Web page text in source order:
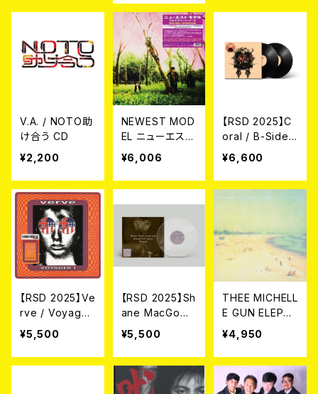
V.A. / NOTO助
け合う CD
¥2,200
NEWEST MOD
EL ニューエス
ト・モデル / CR
OSSBREED PA
RK 2LP
¥6,006
【RSD 2025】C
oral / B-Sides
¥6,600
【RSD 2025】Ve
rve / Voyager
1 LP
¥5,500
【RSD 2025】Sh
ane MacGowa
n & Sinead
O’Connor / Ha
unted (12"EP)
¥5,500
THEE MICHELL
E GUN ELEPHA
NT / is this Hi
¥4,950